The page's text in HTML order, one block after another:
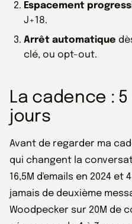
Espacement
J+18.
Arrêt automatique
clé, ou opt-out.
La cadence :
jours
Avant de regarder ma
qui changent la
16,5M d'emails en 2024 et
jamais de deuxième
Woodpecker sur 20M de